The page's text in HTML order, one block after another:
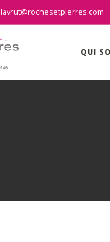
lavrut@rochesetpierres.com
QUI